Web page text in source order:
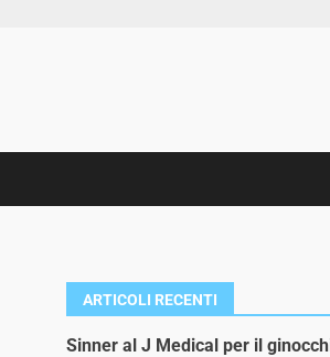
ARTICOLI RECENTI
Sinner al J Medical per il